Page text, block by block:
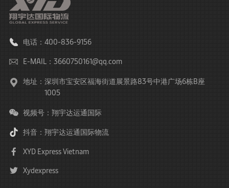
电话：400-836-9156
E-MAIL：3660750161@qq.com
地址： 深圳市宝安区福海街道展景路83号中港广场6栋B座
1005
视频号：翔宇达运通国际
抖音：翔宇达运通国际物流
XYD Express Vietnam
Xydexpress